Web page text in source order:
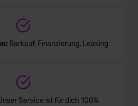
Barkauf, Finanzierung, Leasing
Service ist für dich 100%